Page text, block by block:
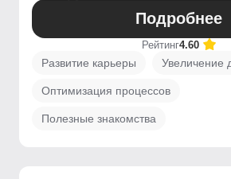
Подробнее
Рейтинг4.60
Развитие карьеры Увеличение
Оптимизация процессов
Полезные знакомства